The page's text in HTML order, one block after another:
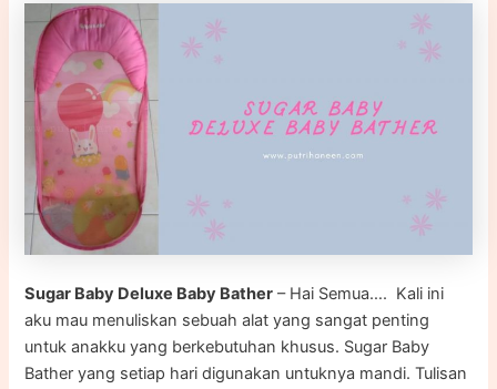
Sugar Baby Deluxe Baby Bather – Hai Semua…. Kali ini
aku mau menuliskan sebuah alat yang sangat penting
untuk anakku yang berkebutuhan khusus. Sugar Baby
Bather yang setiap hari digunakan untuknya mandi. Tulisan